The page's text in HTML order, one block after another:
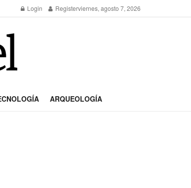
Login Registerviernes, agosto 7, 2026
ARQUEOLOGÍA